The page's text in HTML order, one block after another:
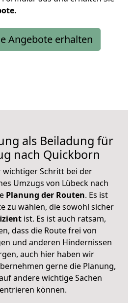
Angebote erhalten
als Beiladung für
nach Quickborn
wichtiger Schritt bei der
Umzugs von Lübeck nach
Planung der Routen. Es ist
zu wählen, die sowohl sicher
ist. Es ist auch ratsam,
dass die Route frei von
und anderen Hindernissen
auch hier haben wir
gerne die Planung,
andere wichtige Sachen
können.